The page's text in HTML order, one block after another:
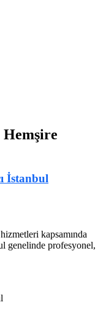
| Yatılı
Hemşire
İstanbul
kapsamında
genelinde profesyonel,